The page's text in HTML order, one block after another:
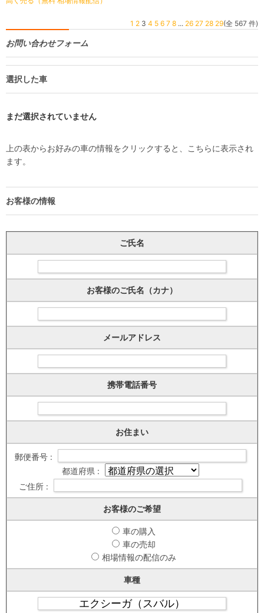
1 2 3 4 5 6 7 8 ... 26 27 28 29(全 567 件)
お問い合わせフォーム
選択した車
まだ選択されていません
上の表からお好みの車の情報をクリックすると、こちらに表示され
ます。
お客様の情報
ご氏名
お客様のご氏名（カナ）
メールアドレス
携帯電話番号
お住まい
郵便番号 :
都道府県 :
ご住所 :
お客様のご希望
車の購入
車の売却
相場情報の配信のみ
車種